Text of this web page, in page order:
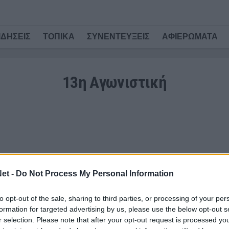
- Do Not Process My Personal Information
opt-out of the sale, sharing to third parties, or processing of your
for targeted advertising by us, please use the below opt-out
selection. Please note that after your opt-out request is processed
ΤΟΠΙΚΑ ΣΥΝΕΝΤΕΥΞΕΙΣ ΑΦΙΕΡΩΜΑΤΑ
13η Aγωνιστική
Ώρα
17:15